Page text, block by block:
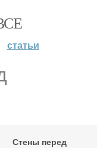
статьи
Стены перед